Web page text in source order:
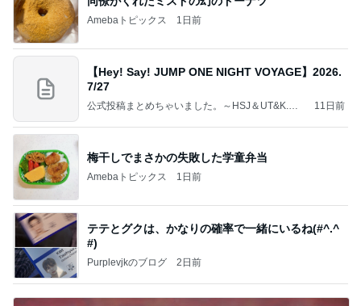
Amebaトピックス 1日前
【Hey! Say! JUMP ONE NIGHT VOYAGE】2026.
7/27
公式投稿まとめちゃいました。～HSJ＆UT&K.O.
11日前
梅干しでまさかの失敗した学童弁当
Amebaトピックス 1日前
テテとグクは、かなりの確率で一緒にいるね(#^.^
#)
Purplevjkのブログ 2日前